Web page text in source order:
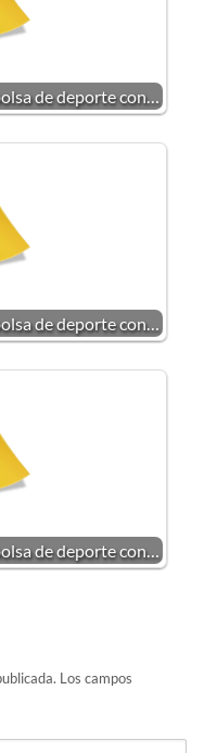
de deporte con…
de deporte con…
de deporte con…
Los campos